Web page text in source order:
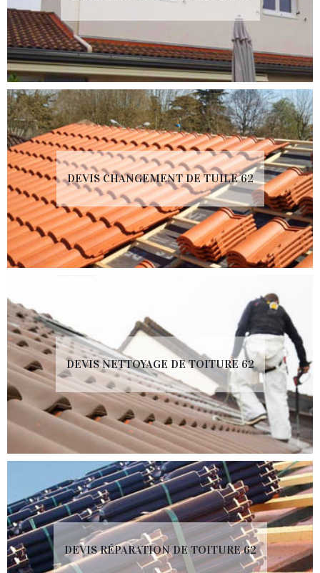
DEVIS CHANGEMENT DE TUILE 62
DEVIS NETTOYAGE DE TOITURE 62
DEVIS RÉPARATION DE TOITURE 62